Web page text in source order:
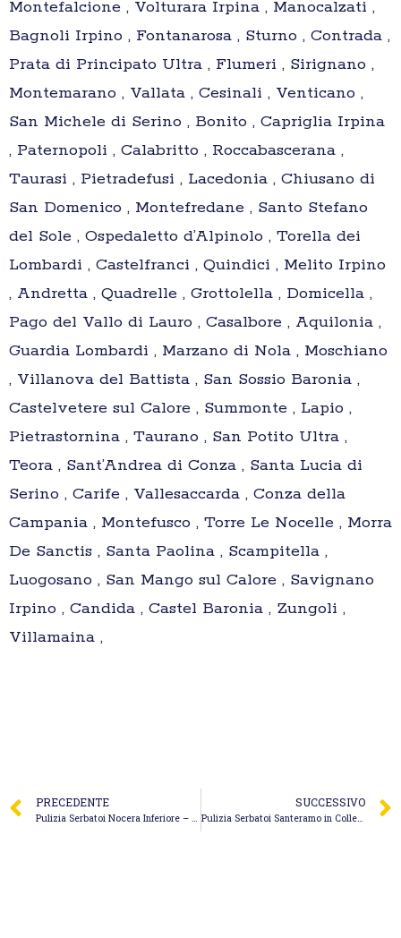
Montefalcione , Volturara Irpina , Manocalzati ,
Bagnoli Irpino , Fontanarosa , Sturno , Contrada ,
Prata di Principato Ultra , Flumeri , Sirignano ,
Montemarano , Vallata , Cesinali , Venticano ,
San Michele di Serino , Bonito , Capriglia Irpina
, Paternopoli , Calabritto , Roccabascerana ,
Taurasi , Pietradefusi , Lacedonia , Chiusano di
San Domenico , Montefredane , Santo Stefano
del Sole , Ospedaletto d’Alpinolo , Torella dei
Lombardi , Castelfranci , Quindici , Melito Irpino
, Andretta , Quadrelle , Grottolella , Domicella ,
Pago del Vallo di Lauro , Casalbore , Aquilonia ,
Guardia Lombardi , Marzano di Nola , Moschiano
, Villanova del Battista , San Sossio Baronia ,
Castelvetere sul Calore , Summonte , Lapio ,
Pietrastornina , Taurano , San Potito Ultra ,
Teora , Sant’Andrea di Conza , Santa Lucia di
Serino , Carife , Vallesaccarda , Conza della
Campania , Montefusco , Torre Le Nocelle , Morra
De Sanctis , Santa Paolina , Scampitella ,
Luogosano , San Mango sul Calore , Savignano
Irpino , Candida , Castel Baronia , Zungoli ,
Villamaina ,
PRECEDENTE
Pulizia Serbatoi Nocera Inferiore – Eredi di De Ferrigno Filippo
SUCCESSIVO
Pulizia Serbatoi Santeramo in Colle – Mele Autospurghi